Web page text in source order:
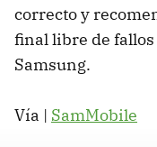
correcto y
final libre de
Samsung.
Vía | SamMobile